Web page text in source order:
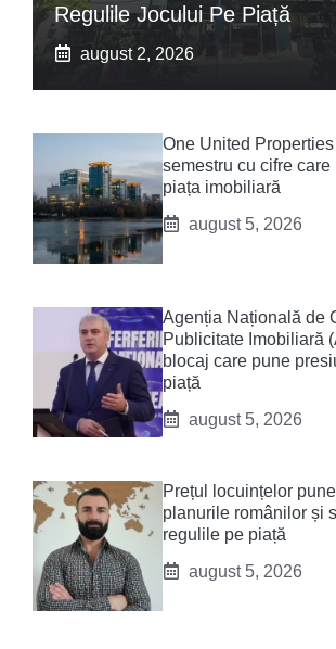
Regulile Jocului Pe Piață
august 2, 2026
One United
semestru cu cifre
piața imobiliară
august 5, 2026
Agenția Națională de
Publicitate Imobiliară
blocaj care pune
piață
august 5, 2026
Prețul locuințelor
planurile românilor și
regulile pe piață
august 5, 2026